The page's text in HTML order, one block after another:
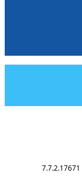
7.7.2.17671